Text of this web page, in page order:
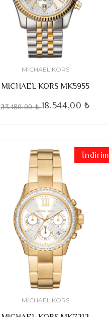
MICHAEL KORS
MICHAEL KORS MK5955
23.180,00 ₺18.544,00 ₺
İndirim
MICHAEL KORS